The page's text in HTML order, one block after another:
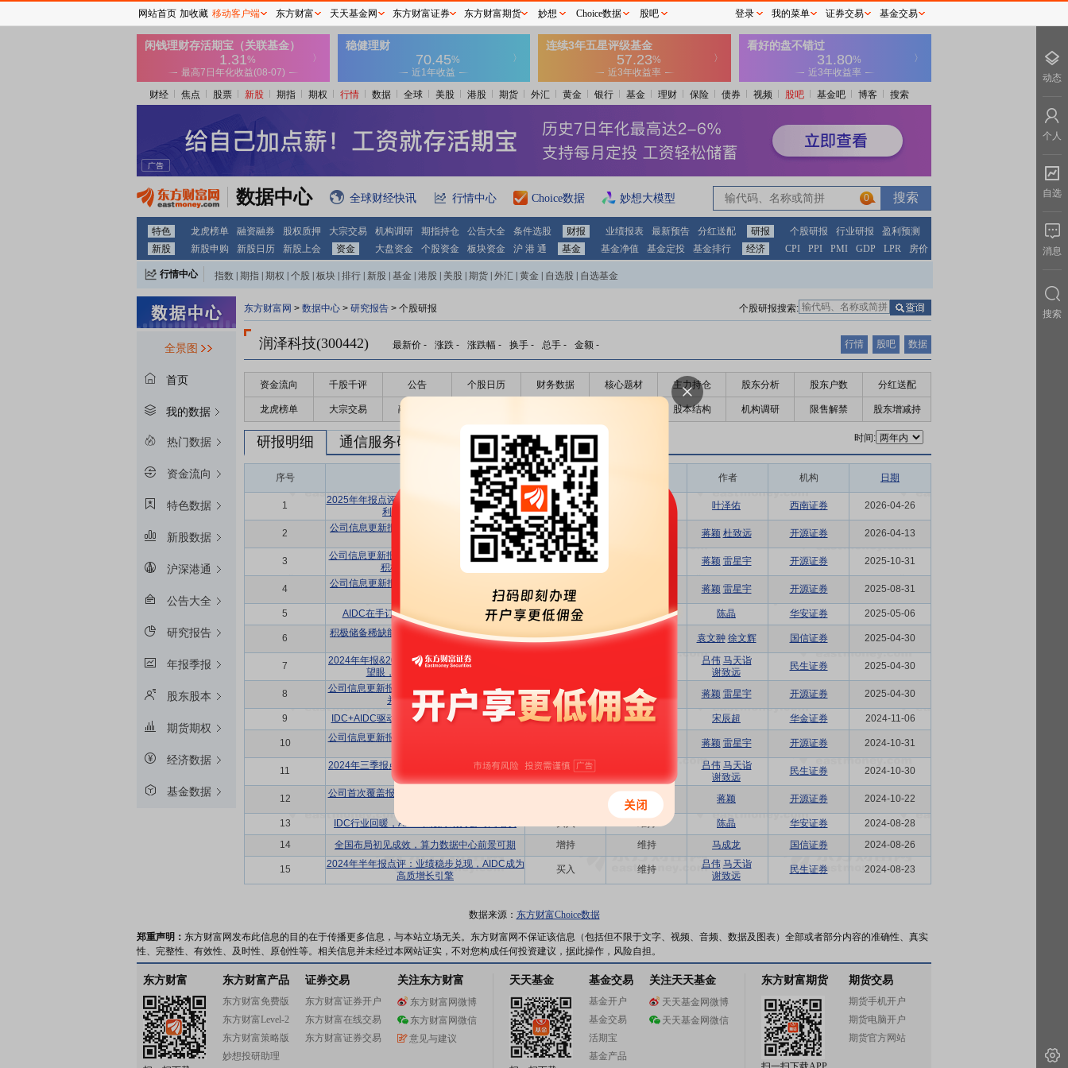
财经 焦点 股票 新股 期指 期权 行情 数据 全球 美股 港股 期货 外汇 黄金 银行 基金 理财 保险 债券 视频 股吧 基金吧 博客 搜索
数据中心 全球财经快讯 行情中心 Choice数据 妙想大模型 0
特色 龙虎榜单 融资融券 股权质押 大宗交易 机构调研 期指持仓 公告大全 条件选股 财报 业绩报表 最新预告 分红送配 研报 个股研报 行业研报
盈利预测
新股
新股申购 新股日历 新股上会 资金 大盘资金 个股资金 板块资金 沪 港 通 基金 基金净值 基金定投 基金排行 经济 CPI PPI PMI GDP LPR 房价
行情中心 指数 期指 期权 个股 板块 排行 新股 基金 港股 美股 期货 外汇 黄金 自选股 自选基金
全景图
首页
我的数据
热门数据
资金流向
特色数据
新股数据
沪深港通
公告大全
研究报告
年报季报
股东股本
期货期权
经济数据
基金数据
东方财富网 > 数据中心 > 研究报告 > 个股研报 个股研报搜索:
润泽科技(300442) 最新价 - 涨跌 - 涨跌幅 - 换手 - 总手 - 金额 - 行情 股吧 数据
资金流向 千股千评 公告 个股日历 财务数据 核心题材 主力持仓 股东分析 股东户数 分红送配
龙虎榜单 大宗交易 融资融券 股本结构 机构调研 限售解禁 股东增减持
时间:
研报明细 通信服务研报 通信服务盈利预测
序号
东财
评级
作者 机构 日期
1
2025年年报点评：算力需求驱动AIDC扩张，盈
利修复进入关键阶段
增持 叶泽佑 西南证券 2026-04-26
2
公司信息更新报告：核心资源驱动业绩稳健，
买入 蒋颖 杜致远 开源证券 2026-04-13
3
公司信息更新报告：REIT上市助力盘活资产，
积极推进各AIDC项目
买入 蒋颖 雷星宇 开源证券 2025-10-31
4
公司信息更新报告：机柜规模加速扩张，液冷
买入 蒋颖 雷星宇 开源证券 2025-08-31
5 AIDC在手订单充足，开启横向扩张战略 买入 陈晶 华安证券 2025-05-06
6
积极储备稀缺能耗资源，稳步推进智算中心建
增持 维持 袁文翀 徐文辉 国信证券 2025-04-30
7
2024年年报&2025年一季报点评：不畏浮云遮
望眼，看好AIDC全年景气度
吕伟 马天诣
谢致远
民生证券 2025-04-30
8
公司信息更新报告：AIDC交付在即，加速横向
并购优化资源布局
买入 维持 蒋颖 雷星宇 开源证券 2025-04-30
9 IDC+AIDC驱动业绩持续高增，长期价值凸显 买入 维持 宋辰超 华金证券 2024-11-06
10
公司信息更新报告：业绩持续增长，AIDC业务
蒋颖 雷星宇 开源证券 2024-10-31
11
2024年三季报点评：收入利润持续高速增长，
AIDC高度兑现
买入 吕伟 马天诣
谢致远
民生证券 2024-10-30
12
公司首次覆盖报告：AIDC时代液冷智算中心领
首次 蒋颖 开源证券 2024-10-22
13 IDC行业回暖，AIDC和液冷助力公司高增长 陈晶 华安证券
2024-08-28
14
全国布局初见成效，算力数据中心前景可期 增持 维持 马成龙 国信证券 2024-08-26
15
2024年半年报点评：业绩稳步兑现，AIDC成为
高质增长引擎
买入 维持 吕伟 马天诣
谢致远
民生证券 2024-08-23
数据来源： 东方财富Choice数据
郑重声明： 东方财富网发布此信息的目的在于传播更多信息，与本站立场无关。东方财富网不保证该信息（包括但不限于文字、视频、音频、数据及图表）全部或者部分内容的准确性、真实
性、完整性、有效性、及时性、原创性等。相关信息并未经过本网站证实，不对您构成任何投资建议，据此操作，风险自担。
东方财富 东方财富产品
东方财富免费版
东方财富Level-2
东方财富策略版
妙想投研助理
证券交易
东方财富证券开户
东方财富在线交易
东方财富证券交易
关注东方财富
东方财富网微博
东方财富网微信
意见与建议
天天基金 基金交易
基金开户
基金交易
活期宝
基金产品
关注天天基金
天天基金网微博
天天基金网微信
东方财富期货 期货交易
期货手机开户
期货电脑开户
期货官方网站
网站首页 加收藏 移动客户端 东方财富 天天基金网 东方财富证券 东方财富期货 妙想 Choice数据 股吧 登录 我的菜单 证券交易 基金交易
动态
个人
自选
消息
搜索